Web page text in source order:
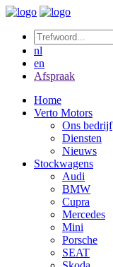
nl
en
Afspraak
Home
Verto Motors
Ons bedrijf
Diensten
Nieuws
Stockwagens
Audi
BMW
Cupra
Mercedes
Mini
Porsche
SEAT